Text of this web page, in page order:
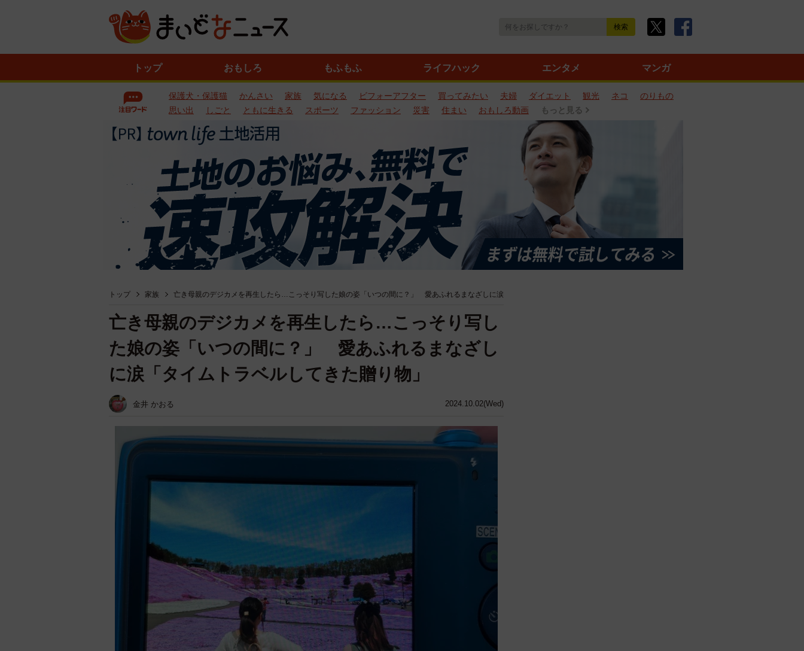
トップ おもしろ もふもふ ライフハック エンタメ マンガ
保護犬・保護猫 かんさい 家族 気になる ビフォーアフター 買ってみたい 夫婦 ダイエット 観光 ネコ
のりもの
思い出
しごと ともに生きる スポーツ ファッション 災害 住まい おもしろ動画 もっと見る
トップ 家族 亡き母親のデジカメを再生したら…こっそり写した娘の姿「いつの間に？」 愛あふれるまなざしに涙
2024.10.02(Wed)
亡き母親のデジカメを再生したら…こっそり写し
た娘の姿「いつの間に？」 愛あふれるまなざし
に涙「タイムトラベルしてきた贈り物」
金井 かおる